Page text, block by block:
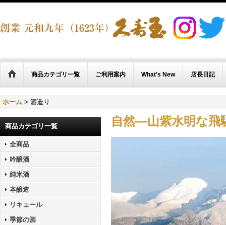
商品カテゴリ一覧 ご利用案内 What's New 店長日記
ホーム > 酒造り
商品カテゴリ一覧
全商品
吟醸酒
純米酒
本醸造
リキュール
季節の酒
自然―山紫水明な飛